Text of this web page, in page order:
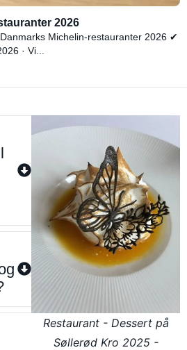
2026
Michelin-restauranter 2026 ✔
· Vi...
Restaurant - Dessert på
Søllerød Kro 2025 -